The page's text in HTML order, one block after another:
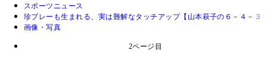
スポーツニュース
珍プレーも生まれる、実は難解なタッチアップ【山本萩子の６－４－３
画像・写真
2ページ目